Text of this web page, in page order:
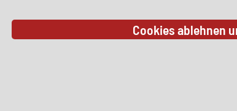
entsprechend Ihren Suchkriterien.